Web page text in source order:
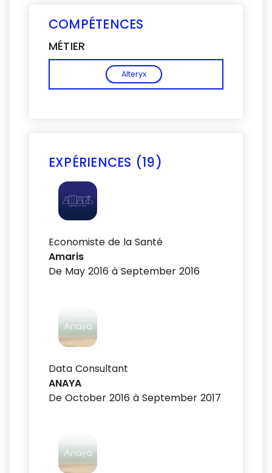
COMPÉTENCES
MÉTIER
Alteryx
EXPÉRIENCES (19)
Economiste de la Santé
Amaris
De May 2016 à September 2016
Data Consultant
ANAYA
De October 2016 à September 2017